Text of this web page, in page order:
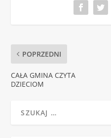
POPRZEDNI
CAŁA GMINA CZYTA
DZIECIOM